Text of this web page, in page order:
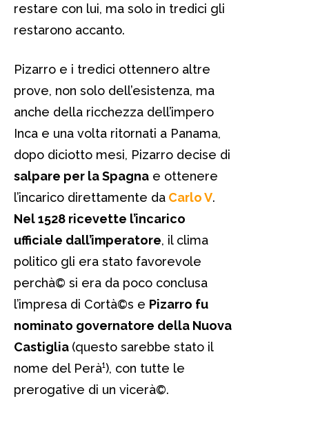
restare con lui, ma solo in tredici gli
restarono accanto.
Pizarro e i tredici ottennero altre
prove, non solo dell’esistenza, ma
anche della ricchezza dell’impero
Inca e una volta ritornati a Panama,
dopo diciotto mesi, Pizarro decise di
salpare per la Spagna e ottenere
l’incarico direttamente da Carlo V.
Nel 1528 ricevette l’incarico
ufficiale dall’imperatore, il clima
politico gli era stato favorevole
perchà© si era da poco conclusa
l’impresa di Cortà©s e Pizarro fu
nominato governatore della Nuova
Castiglia (questo sarebbe stato il
nome del Perà¹), con tutte le
prerogative di un vicerà©.